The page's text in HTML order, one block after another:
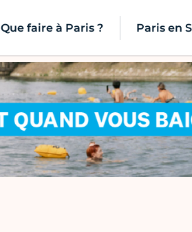
Que faire à Paris ? Paris en